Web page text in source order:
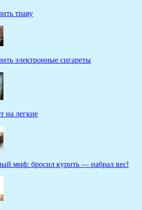
траву
электронные сигареты
на легкие
миф: бросил курить — набрал вес!